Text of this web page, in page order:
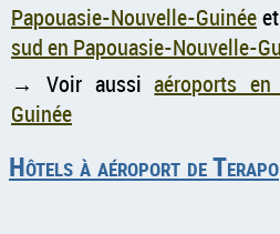
Papouasie-Nouvelle-Guinéeet
sud en Papouasie-Nouvelle-
→ Voir aussiaéroports en
Guinée
Hôtels à aéroport de Terapo